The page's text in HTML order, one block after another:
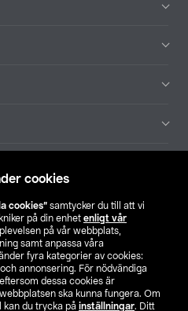
cookies
cookies” samtycker du till att vi
på din enhet enligt vår
på vår webbplats,
samt anpassa våra
fyra kategorier av cookies:
annonsering. För nödvändiga
dessa cookies är
ska kunna fungera. Om
kan du trycka på inställningar. Ditt
butik
NO FI